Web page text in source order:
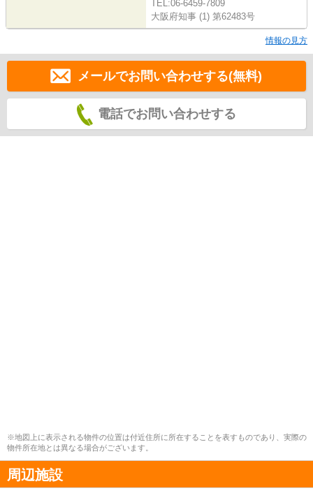
TEL:06-6459-7809
大阪府知事 (1) 第62483号
情報の見方
メールでお問い合わせする(無料)
電話でお問い合わせする
※地図上に表示される物件の位置は付近住所に所在することを表すものであり、実際の
物件所在地とは異なる場合がございます。
周辺施設